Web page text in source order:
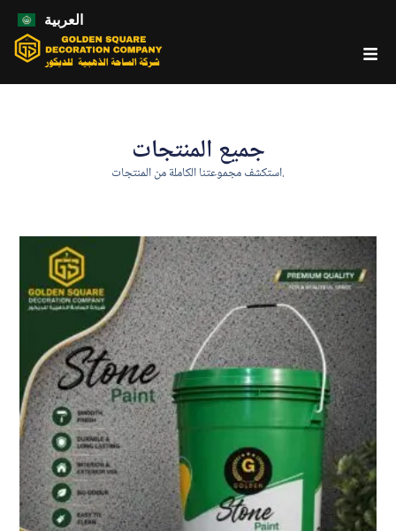
العربية
جميع المنتجات
استكشف مجموعتنا الكاملة من المنتجات.